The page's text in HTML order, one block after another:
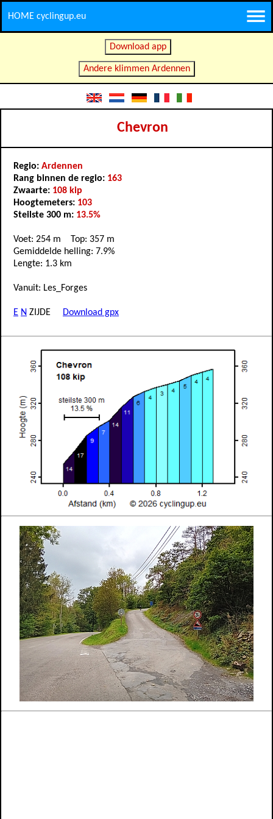
HOME cyclingup.eu
Download app
Andere klimmen Ardennen
Chevron
Regio: Ardennen
Rang binnen de regio: 163
Zwaarte: 108 kip
Hoogtemeters: 103
Steilste 300 m: 13.5%
Voet: 254 m Top: 357 m
Gemiddelde helling: 7.9%
Lengte: 1.3 km
Vanuit: Les_Forges
E N ZIJDE Download gpx